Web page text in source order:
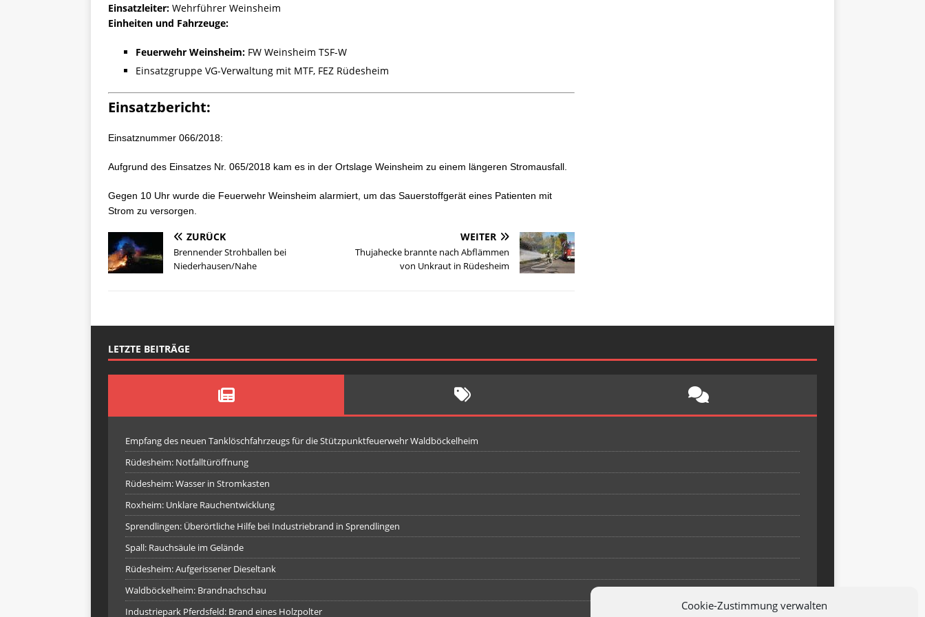
Cookie-Zustimmung verwalten
Einsatzleiter: Wehrführer Weinsheim
Einheiten und Fahrzeuge:
Feuerwehr Weinsheim: FW Weinsheim TSF-W
Einsatzgruppe VG-Verwaltung mit MTF, FEZ Rüdesheim
Einsatzbericht:
Einsatznummer 066/2018:
Aufgrund des Einsatzes Nr. 065/2018 kam es in der Ortslage Weinsheim zu einem längeren Stromausfall.
Gegen 10 Uhr wurde die Feuerwehr Weinsheim alarmiert, um das Sauerstoffgerät eines Patienten mit
Strom zu versorgen.
ZURÜCK
Brennender Strohballen bei
Niederhausen/Nahe
WEITER
Thujahecke brannte nach Abflämmen
von Unkraut in Rüdesheim
LETZTE BEITRÄGE
Empfang des neuen Tanklöschfahrzeugs für die Stützpunktfeuerwehr Waldböckelheim
Rüdesheim: Notfalltüröffnung
Rüdesheim: Wasser in Stromkasten
Roxheim: Unklare Rauchentwicklung
Sprendlingen: Überörtliche Hilfe bei Industriebrand in Sprendlingen
Spall: Rauchsäule im Gelände
Rüdesheim: Aufgerissener Dieseltank
Waldböckelheim: Brandnachschau
Industriepark Pferdsfeld: Brand eines Holzpolter